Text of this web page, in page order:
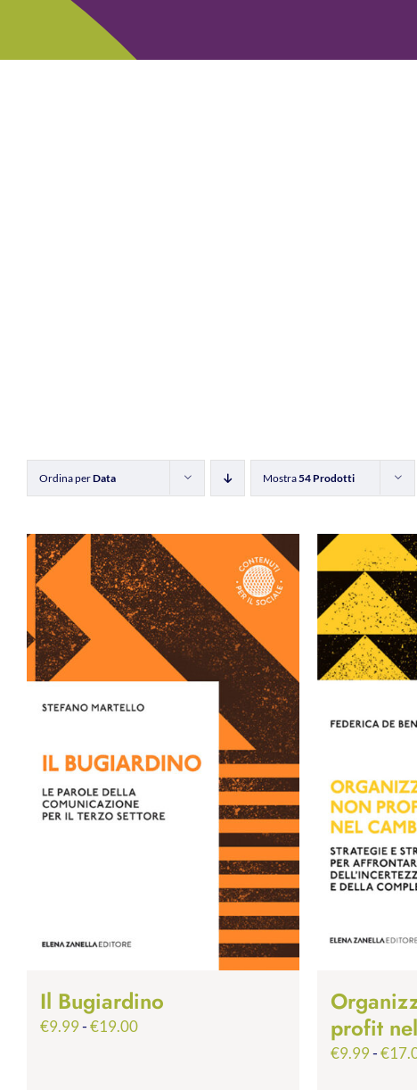
Ordina perData Mostra54 Prodotti
Il Bugiardino
€9.99-€19.00Fascia
profit
€9.99-€